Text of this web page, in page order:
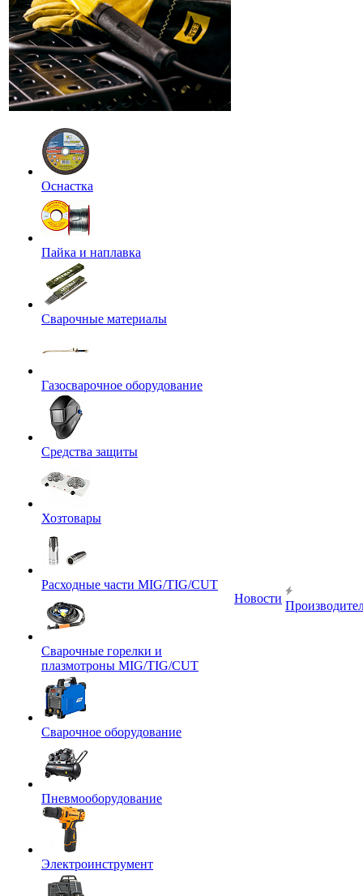
Оснастка
Пайка и наплавка
Сварочные материалы
Газосварочное оборудование
Средства защиты
Хозтовары
Расходные части MIG/TIG/CUT
Сварочные горелки и
плазмотроны MIG/TIG/CUT
Сварочное оборудование
Пневмооборудование
Электроинструмент
Новости